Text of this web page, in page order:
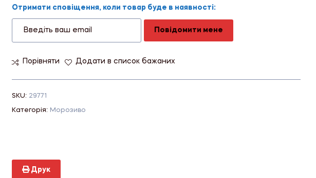
Отримати сповіщення, коли товар буде в наявності:
Повідомити мене
Порівняти Додати в список бажаних
SKU: 29771
Категорія: Морозиво
Друк